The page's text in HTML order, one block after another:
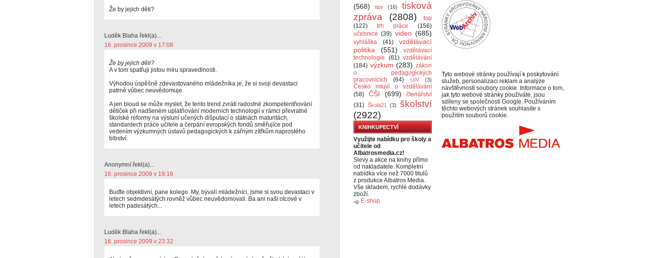
Že by jejich děti?
Luděk Blaha řekl(a)...
16. prosince 2009 v 17:08
Že by jejich děti?
A v tom spatřuji jistou míru spravedlnosti.
Výhodou úspěšně zdevastovaného mládežníka je, že si svoji devastaci
patrně vůbec neuvědomuje.
A jen bloud se může myslet, že tento trend zvrátí radostné zkompetentňování
dětiček při nadšeném uplatňování moderních technologií v rámci převratné
školské reformy na výsluní učených dišputací o státnách maturitách,
standardech práce učitele a čerpání evropských fondů směřujíce pod
vedením výzkumných ústavů pedagogických k zářným zítřkům naprostého
blbství.
Anonymní řekl(a)...
16. prosince 2009 v 19:16
Buďte objektivní, pane kolego. My, bývalí mládežníci, jsme si svou devastaci v
letech sedmdesátých rovněž vůbec neuvědomovali. Ba ani naši otcové v
letech padesátých...
Luděk Blaha řekl(a)...
16. prosince 2009 v 23:32
(568)
tipy (16)
tisková
zpráva
(2808)
top
(122)
trh práce
(156)
učebnice (39) video (685)
vyhláška (41)
vzdělávací
politika
(551)
vzdělávací
technologie
(61) vzdělávání
(184) výzkum (283) zákon
o pedagogických
pracovnících
(64) ÚIV (3)
Česko mluví o vzdělávání
(58)
ČŠI (699)
čtenářství
(31) Škola21 (3)
školství
(2922)
KNIHKUPECTVÍ
Využijte nabídku pro školy a
učitele od
Albatrosmedia.cz!
Slevy a akce na knihy přímo
od nakladatele. Kompletní
nabídka více než 7000 titulů
z produkce Albatros Media.
Vše skladem, rychlé dodávky
zboží.
E-shop
Tyto webové stránky používají k poskytování
služeb, personalizaci reklam a analýze
návštěvnosti soubory cookie. Informace o tom,
jak tyto webové stránky používáte, jsou
sdíleny se společností Google. Používáním
těchto webových stránek souhlasíte s
použitím souborů cookie.